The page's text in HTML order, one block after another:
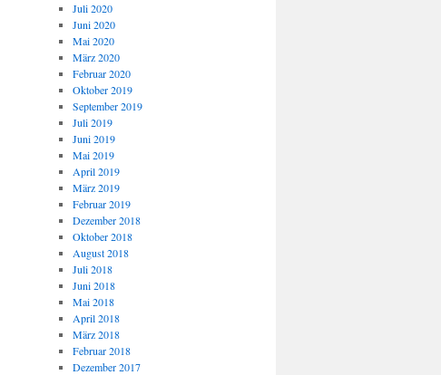
Juli 2020
Juni 2020
Mai 2020
März 2020
Februar 2020
Oktober 2019
September 2019
Juli 2019
Juni 2019
Mai 2019
April 2019
März 2019
Februar 2019
Dezember 2018
Oktober 2018
August 2018
Juli 2018
Juni 2018
Mai 2018
April 2018
März 2018
Februar 2018
Dezember 2017